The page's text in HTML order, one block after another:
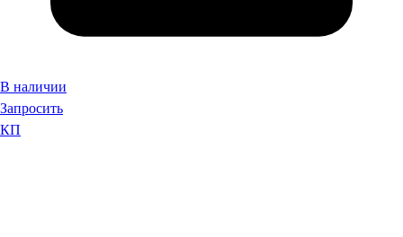
В наличии
Запросить
КП